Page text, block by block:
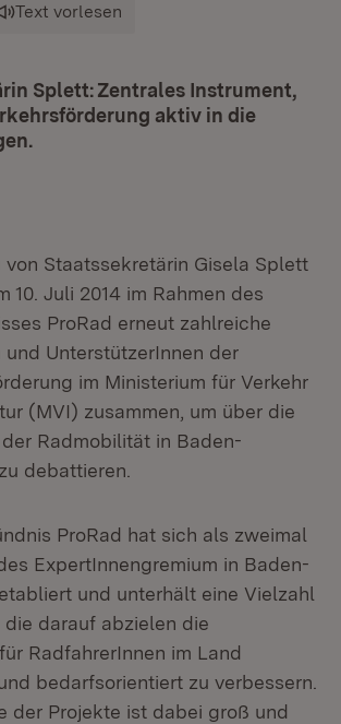
Text vorlesen
Splett: Zentrales Instrument,
aktiv in die
Staatssekretärin Gisela Splett
10. Juli 2014 im Rahmen des
ProRad erneut zahlreiche
und UnterstützerInnen der
im Ministerium für Verkehr
(MVI) zusammen, um über die
Radmobilität in Baden-
debattieren.
ProRad hat sich als zweimal
ExpertInnengremium in Baden-
und unterhält eine Vielzahl
die darauf abzielen die
RadfahrerInnen im Land
bedarfsorientiert zu verbessern.
der Projekte ist dabei groß und